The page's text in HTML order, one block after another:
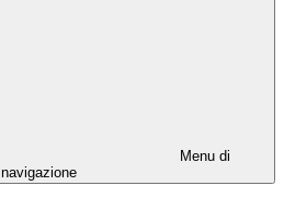
Menu di
navigazione